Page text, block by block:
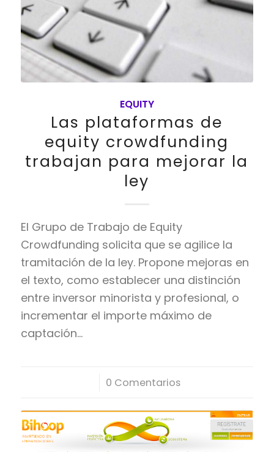
EQUITY
Las plataformas de
equity crowdfunding
trabajan para mejorar la
ley
El Grupo de Trabajo de Equity
Crowdfunding solicita que se agilice la
tramitación de la ley. Propone mejoras en
el texto, como establecer una distinción
entre inversor minorista y profesional, o
incrementar el importe máximo de
captación…
0 Comentarios